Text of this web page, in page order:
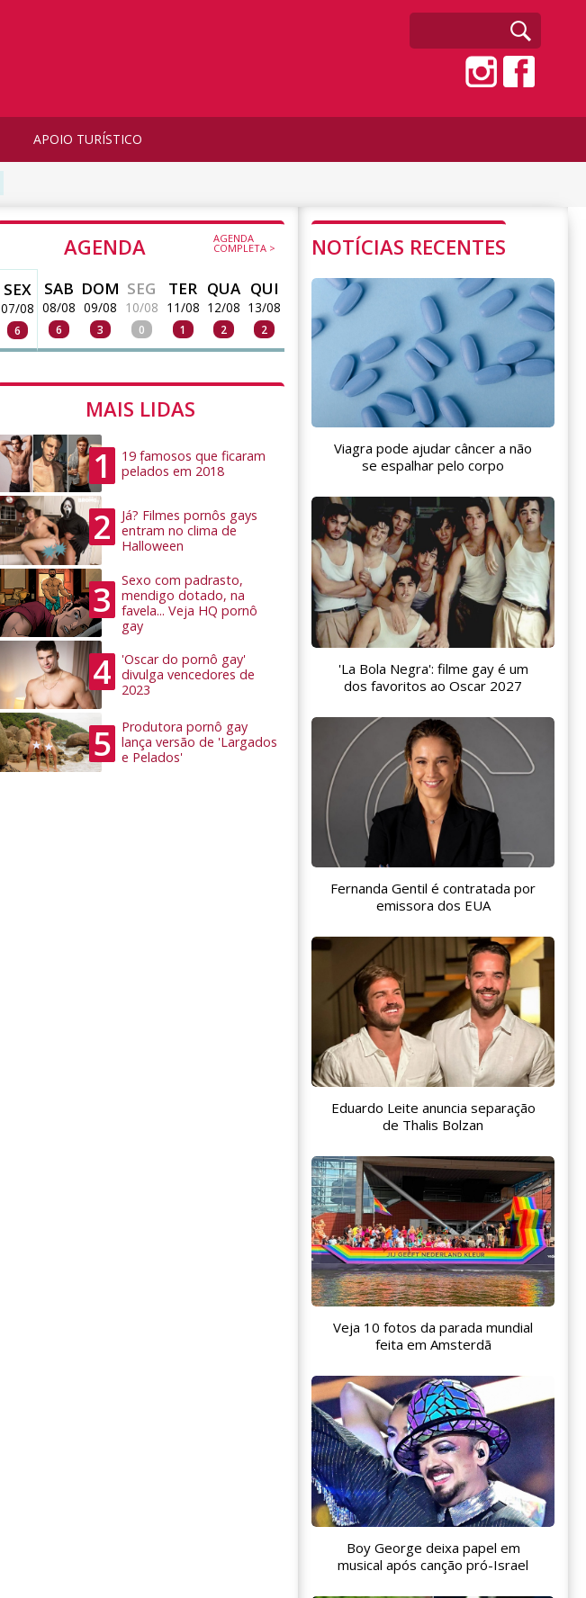
APOIO TURÍSTICO
AGENDA AGENDA
COMPLETA >
SEX
07/08
6
SAB
08/08
6
DOM
09/08
3
SEG
10/08
0
TER
11/08
1
QUA
12/08
2
QUI
13/08
2
MAIS LIDAS
1
19 famosos que ficaram
pelados em 2018
2
Já? Filmes pornôs gays
entram no clima de
Halloween
3
Sexo com padrasto,
mendigo dotado, na
favela... Veja HQ pornô
gay
4
'Oscar do pornô gay'
divulga vencedores de
2023
5
Produtora pornô gay
lança versão de 'Largados
e Pelados'
NOTÍCIAS RECENTES
Viagra pode ajudar câncer a não
se espalhar pelo corpo
'La Bola Negra': filme gay é um
dos favoritos ao Oscar 2027
Fernanda Gentil é contratada por
emissora dos EUA
Eduardo Leite anuncia separação
de Thalis Bolzan
Veja 10 fotos da parada mundial
feita em Amsterdã
Boy George deixa papel em
musical após canção pró-Israel